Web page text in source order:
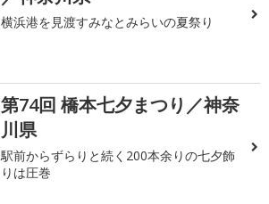
横浜港を見渡すみなとみらいの夏祭り
第74回 橋本七夕まつり／神奈
川県
駅前からずらりと続く200本余りの七夕飾
りは圧巻